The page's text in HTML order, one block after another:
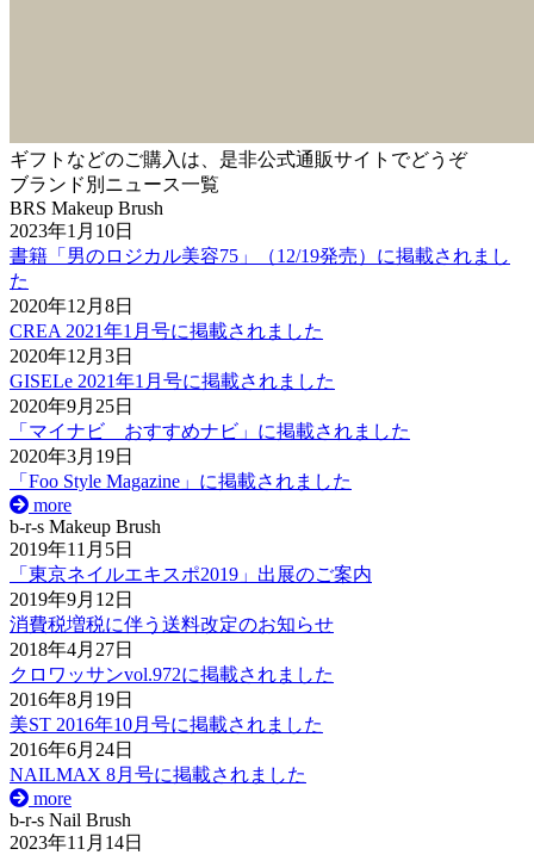
ギフトなどのご購入は、是非公式通販サイトでどうぞ
ブランド別ニュース一覧
BRS Makeup Brush
2023年1月10日
書籍「男のロジカル美容75」（12/19発売）に掲載されまし
た
2020年12月8日
CREA 2021年1月号に掲載されました
2020年12月3日
GISELe 2021年1月号に掲載されました
2020年9月25日
「マイナビ おすすめナビ」に掲載されました
2020年3月19日
「Foo Style Magazine」に掲載されました
more
b-r-s Makeup Brush
2019年11月5日
「東京ネイルエキスポ2019」出展のご案内
2019年9月12日
消費税増税に伴う送料改定のお知らせ
2018年4月27日
クロワッサンvol.972に掲載されました
2016年8月19日
美ST 2016年10月号に掲載されました
2016年6月24日
NAILMAX 8月号に掲載されました
more
b-r-s Nail Brush
2023年11月14日